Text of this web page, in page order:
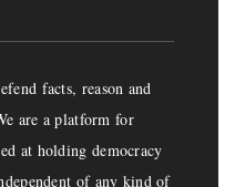
facts, reason and
are a platform for
at holding democracy
of any kind of